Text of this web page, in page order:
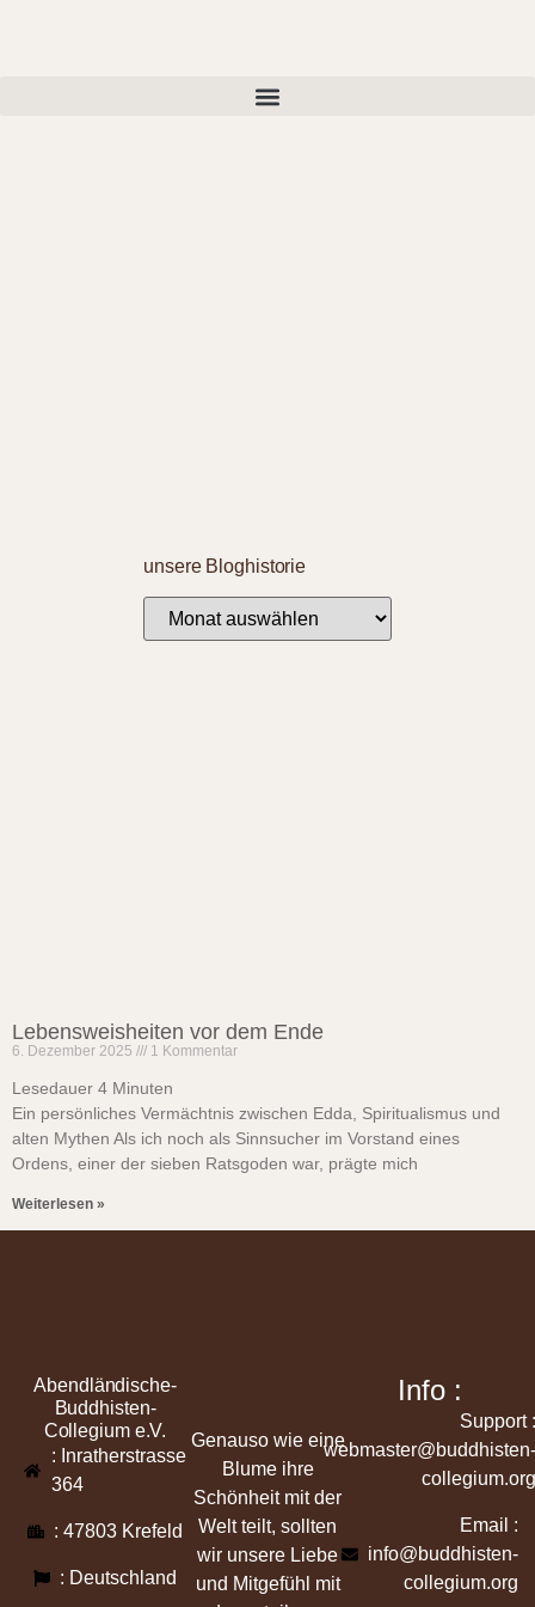
unsere Bloghistorie
Lebensweisheiten vor dem Ende
6. Dezember 2025 1 Kommentar
Lesedauer 4 Minuten
Ein persönliches Vermächtnis zwischen Edda, Spiritualismus und
alten Mythen Als ich noch als Sinnsucher im Vorstand eines
Ordens, einer der sieben Ratsgoden war, prägte mich
Weiterlesen »
Abendländische-
Buddhisten-
Collegium e.V.
: Inratherstrasse
364
: 47803 Krefeld
: Deutschland
Genauso wie eine
Blume ihre
Schönheit mit der
Welt teilt, sollten
wir unsere Liebe
und Mitgefühl mit
Info :
Support :
webmaster@buddhisten-
collegium.org
Email :
info@buddhisten-
collegium.org